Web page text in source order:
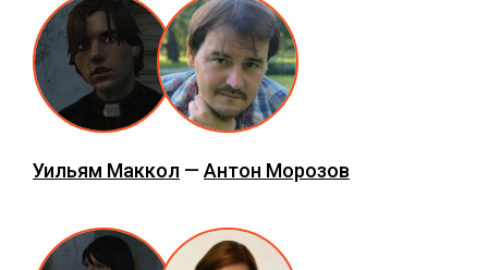
Уильям Маккол — Антон Морозов